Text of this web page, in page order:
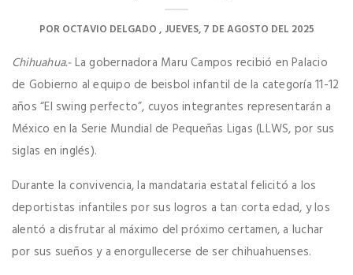
POROCTAVIO DELGADO JUEVES, 7 DE AGOSTO DEL 2025
Chihuahua.-La gobernadora Maru Campos recibió en Palacio
de Gobierno al equipo de beisbol infantil de la categoría 11-12
años “El swing perfecto”, cuyos integrantes representarán a
México en la Serie Mundial de Pequeñas Ligas (LLWS, por sus
siglas en inglés).
Durante la convivencia, la mandataria estatal felicitó a los
deportistas infantiles por sus logros a tan corta edad, y los
alentó a disfrutar al máximo del próximo certamen, a luchar
por sus sueños y a enorgullecerse de ser chihuahuenses.